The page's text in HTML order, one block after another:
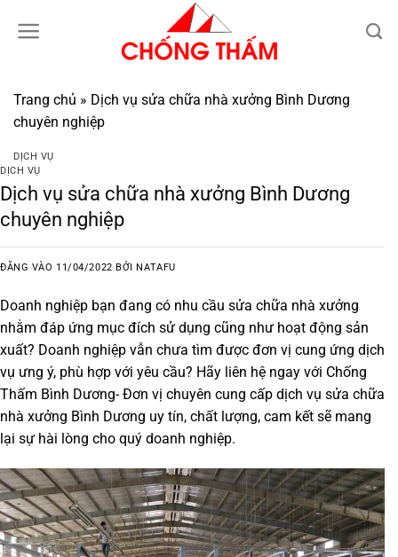
qua
Trang chủ » Dịch vụ sửa chữa nhà xưởng Bình Dương
chuyên nghiệp
DỊCH VỤ
DỊCH VỤ
Dịch vụ sửa chữa nhà xưởng Bình Dương
chuyên nghiệp
ĐĂNG VÀO 11/04/2022 BỞINATAFU
Doanh nghiệp bạn đang có nhu cầu sửa chữa nhà xưởng
nhằm đáp ứng mục đích sử dụng cũng như hoạt động sản
xuất? Doanh nghiệp vẫn chưa tìm được đơn vị cung ứng dịch
vụ ưng ý, phù hợp với yêu cầu? Hãy liên hệ ngay với Chống
Thấm Bình Dương- Đơn vị chuyên cung cấp dịch vụ sửa chữa
nhà xưởng Bình Dương uy tín, chất lượng, cam kết sẽ mang
lại sự hài lòng cho quý doanh nghiệp.